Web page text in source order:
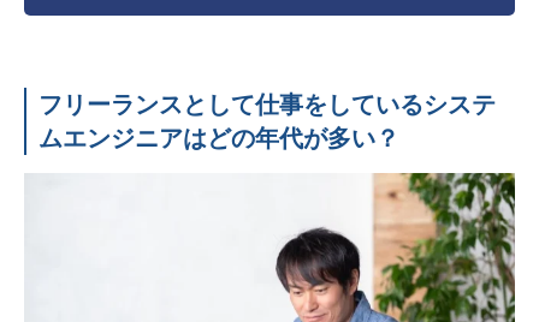
フリーランスとして仕事をしているシステ
ムエンジニアはどの年代が多い？